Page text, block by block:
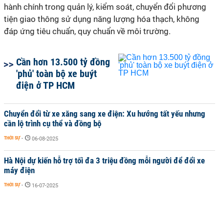
hành chính trong quản lý, kiểm soát, chuyển đổi phương
tiện giao thông sử dụng năng lượng hóa thạch, không
đáp ứng tiêu chuẩn, quy chuẩn về môi trường.
Cần hơn 13.500 tỷ đồng
'phủ' toàn bộ xe buýt
điện ở TP HCM
Chuyển đổi từ xe xăng sang xe điện: Xu hướng tất yếu nhưng
cần lộ trình cụ thể và đồng bộ
THỜI SỰ - 06-08-2025
Hà Nội dự kiến hỗ trợ tối đa 3 triệu đồng mỗi người để đổi xe
máy điện
THỜI SỰ - 16-07-2025